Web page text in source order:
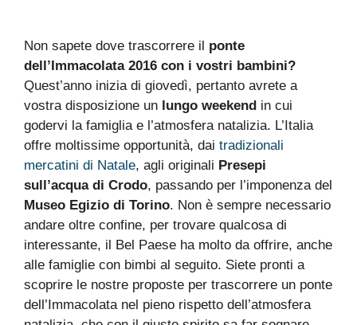
Non sapete dove trascorrere il ponte
dell’Immacolata 2016 con i vostri bambini?
Quest’anno inizia di giovedì, pertanto avrete a
vostra disposizione un lungo weekend in cui
godervi la famiglia e l’atmosfera natalizia. L’Italia
offre moltissime opportunità, dai tradizionali
mercatini di Natale, agli originali Presepi
sull’acqua di Crodo, passando per l’imponenza del
Museo Egizio di Torino. Non è sempre necessario
andare oltre confine, per trovare qualcosa di
interessante, il Bel Paese ha molto da offrire, anche
alle famiglie con bimbi al seguito. Siete pronti a
scoprire le nostre proposte per trascorrere un ponte
dell’Immacolata nel pieno rispetto dell’atmosfera